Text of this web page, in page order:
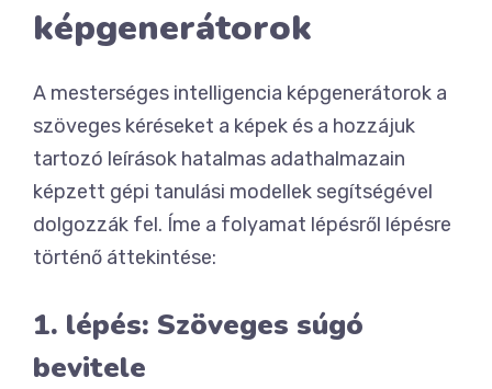
képgenerátorok
A mesterséges intelligencia képgenerátorok a
szöveges kéréseket a képek és a hozzájuk
tartozó leírások hatalmas adathalmazain
képzett gépi tanulási modellek segítségével
dolgozzák fel. Íme a folyamat lépésről lépésre
történő áttekintése:
1. lépés: Szöveges súgó
bevitele